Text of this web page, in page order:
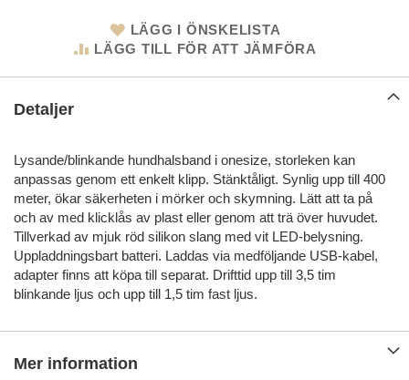
LÄGG I ÖNSKELISTA
LÄGG TILL FÖR ATT JÄMFÖRA
Detaljer
Lysande/blinkande hundhalsband i onesize, storleken kan
anpassas genom ett enkelt klipp. Stänktåligt. Synlig upp till 400
meter, ökar säkerheten i mörker och skymning. Lätt att ta på
och av med klicklås av plast eller genom att trä över huvudet.
Tillverkad av mjuk röd silikon slang med vit LED-belysning.
Uppladdningsbart batteri. Laddas via medföljande USB-kabel,
adapter finns att köpa till separat. Drifttid upp till 3,5 tim
blinkande ljus och upp till 1,5 tim fast ljus.
Mer information